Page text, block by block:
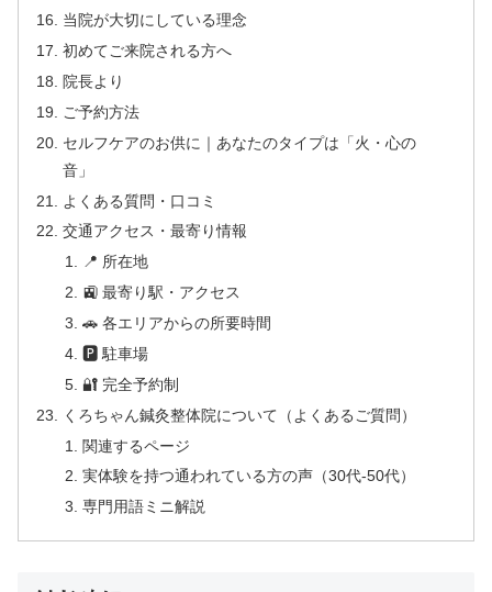
当院が大切にしている理念
初めてご来院される方へ
院長より
ご予約方法
セルフケアのお供に｜あなたのタイプは「火・心の
音」
よくある質問・口コミ
交通アクセス・最寄り情報
📍 所在地
🚉 最寄り駅・アクセス
🚗 各エリアからの所要時間
🅿 駐車場
🔐 完全予約制
くろちゃん鍼灸整体院について（よくあるご質問）
関連するページ
実体験を持つ通われている方の声（30代-50代）
専門用語ミニ解説